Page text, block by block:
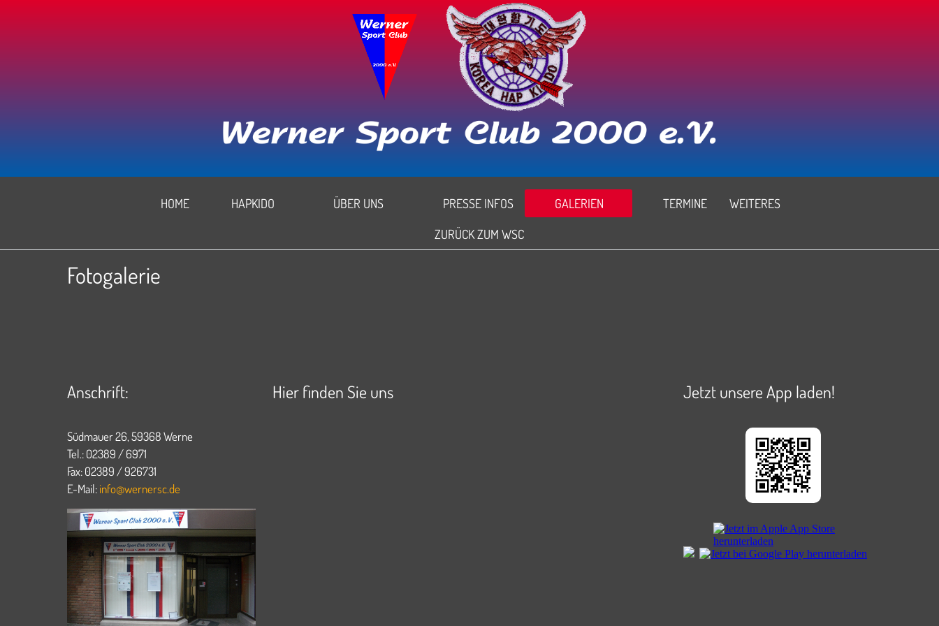
HOME HAPKIDO ÜBER UNS PRESSE INFOS GALERIEN TERMINE
WEITERES
ZURÜCK ZUM WSC
Fotogalerie
Anschrift:
Südmauer 26, 59368 Werne
Tel.: 02389 / 6971
Fax: 02389 / 926731
E-Mail:info@wernersc.de
Hier finden Sie uns Jetzt unsere App laden!